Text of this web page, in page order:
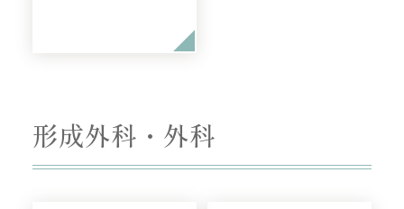
形成外科・外科